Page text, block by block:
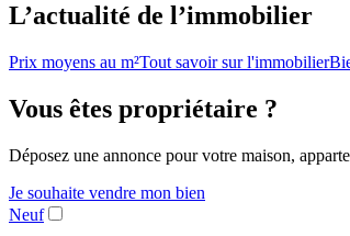
L’actualité de l’immobilier
Prix moyens au m²Tout savoir sur l'immobilier
Vous êtes propriétaire ?
Déposez une annonce pour votre maison,
Je souhaite vendre mon bien
Neuf